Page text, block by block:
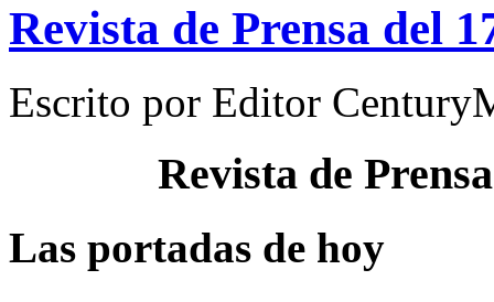
Revista de Prensa del
Escrito por Editor
Revista de
Las portadas de hoy